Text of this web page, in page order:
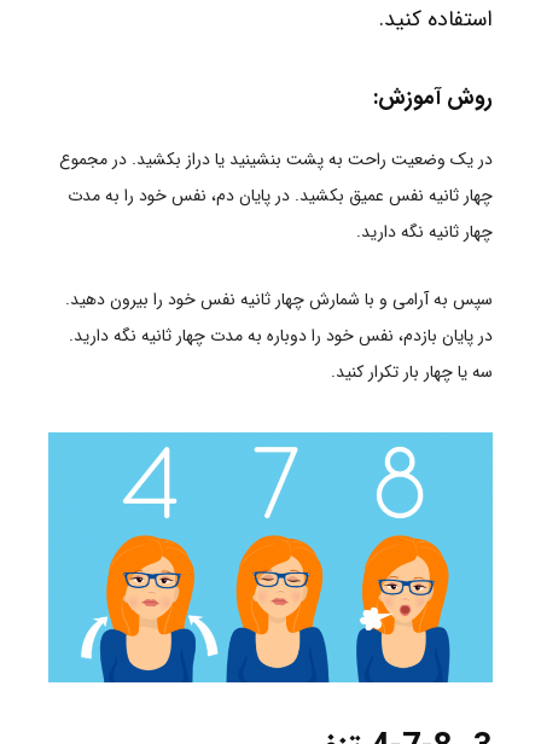
استفاده کنید.
روش آموزش:
در یک وضعیت راحت به پشت بنشینید یا دراز بکشید. در مجموع
چهار ثانیه نفس عمیق بکشید. در پایان دم، نفس خود را به مدت
چهار ثانیه نگه دارید.
سپس به آرامی و با شمارش چهار ثانیه نفس خود را بیرون دهید.
در پایان بازدم، نفس خود را دوباره به مدت چهار ثانیه نگه دارید.
سه یا چهار بار تکرار کنید.